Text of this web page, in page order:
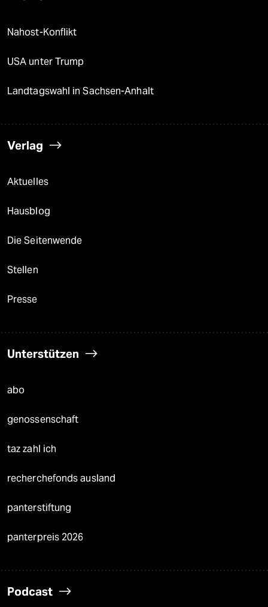
Nahost-Konflikt
USA unter Trump
Landtagswahl in Sachsen-Anhalt
Verlag
Aktuelles
Hausblog
Die Seitenwende
Stellen
Presse
Unterstützen
abo
genossenschaft
taz zahl ich
recherchefonds ausland
panterstiftung
panterpreis 2026
Podcast